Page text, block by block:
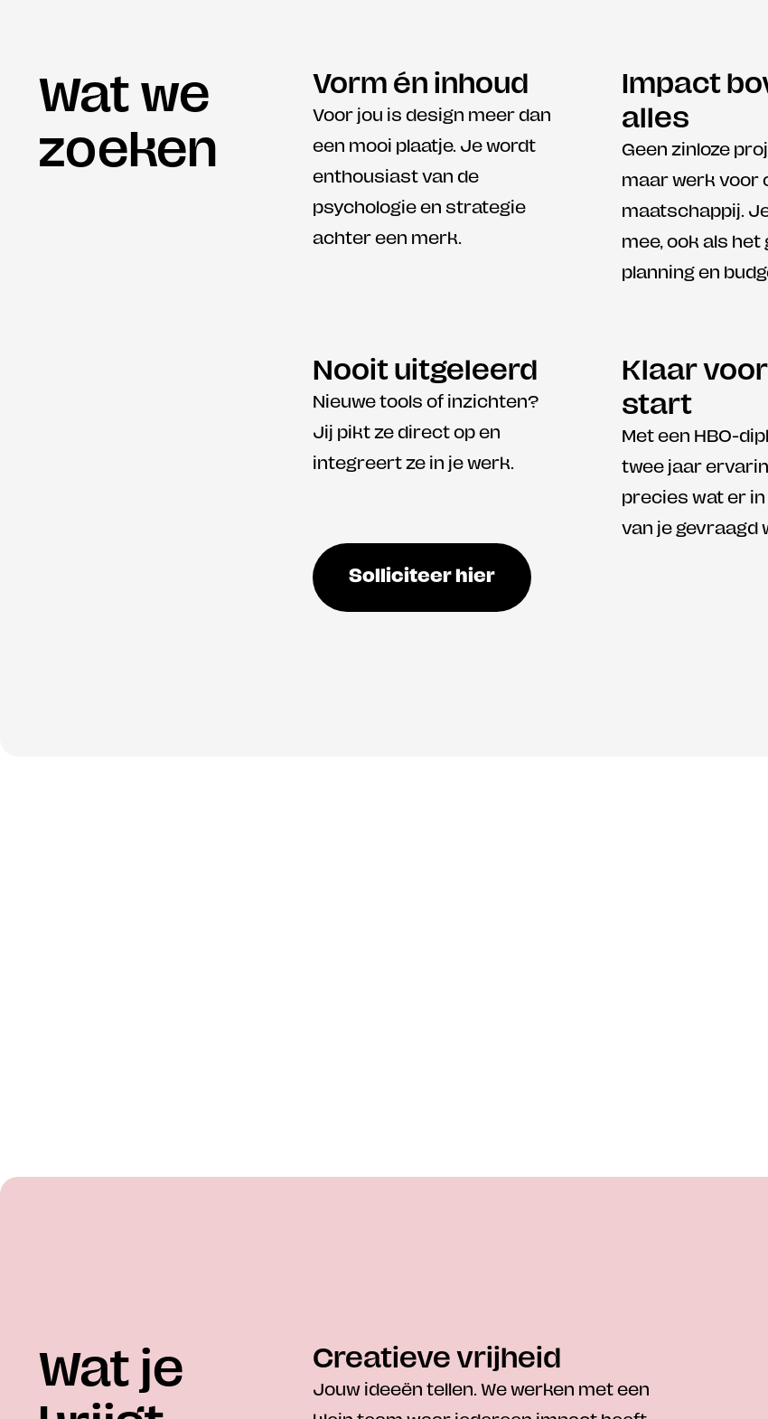
Wat we
zoeken
Vorm én inhoud
Voor jou is design meer dan
een mooi plaatje. Je wordt
enthousiast van de
psychologie en strategie
achter een merk.
Impact
alles
Geen zinloze
maar werk voor
maatschappij.
mee, ook als het
planning en
Nooit uitgeleerd
Nieuwe tools of inzichten?
Jij pikt ze direct op en
integreert ze in je werk.
Klaar
start
Met een HBO-
twee jaar
precies wat er
van je gevraagd
Solliciteer hier
Wat je
Creatieve vrijheid
Jouw ideeën tellen. We werken met een